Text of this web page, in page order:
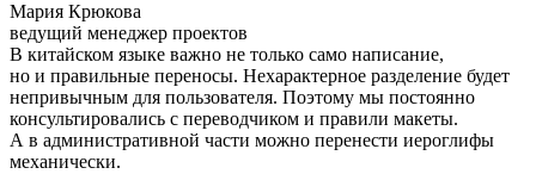
Мария Крюкова
ведущий менеджер проектов
В китайском языке важно не только само написание,
но и правильные переносы. Нехарактерное разделение будет
непривычным для пользователя. Поэтому мы постоянно
консультировались с переводчиком и правили макеты.
А в административной части можно перенести иероглифы
механически.